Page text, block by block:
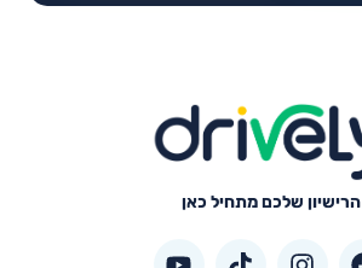
הרישיון שלכם מתחיל כאן